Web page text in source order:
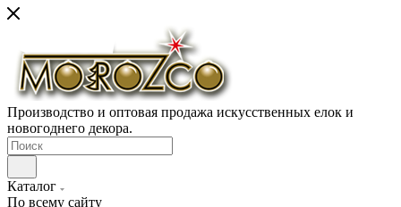
Производство и оптовая продажа искусственных елок и
новогоднего декора.
Каталог
По всему сайту